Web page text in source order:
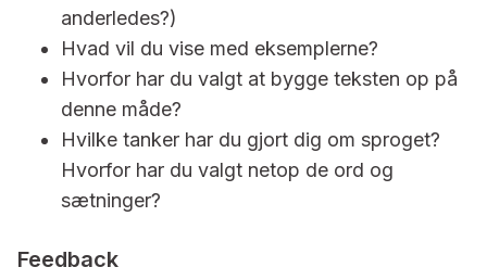
anderledes?)
Hvad vil du vise med eksemplerne?
Hvorfor har du valgt at bygge teksten op på
denne måde?
Hvilke tanker har du gjort dig om sproget?
Hvorfor har du valgt netop de ord og
sætninger?
Feedback